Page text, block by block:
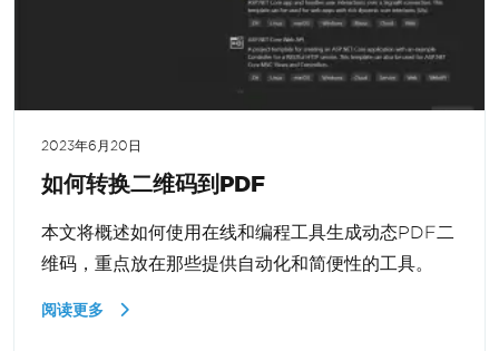
2023年6月20日
如何转换二维码到PDF
本文将概述如何使用在线和编程工具生成动态PDF二
维码，重点放在那些提供自动化和简便性的工具。
阅读更多